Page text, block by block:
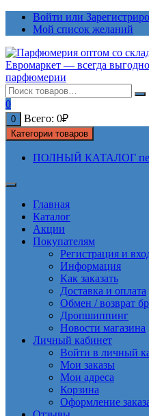
ПерейтиВойти или
Мой список желаний
0
0 Всего: 0₽
Категории товаров
ПОЛНЫЙ КАТАЛОГ
Главная
Каталог
Акции
Покупателям
Регистрация и
Информация
Как заказать
Доставка и оплата
Обмен / возврат
Дропшиппинг
Новости магазина
Личный кабинет
Войти в личный
Мои заказы
Мои адреса
Корзина
Оформление